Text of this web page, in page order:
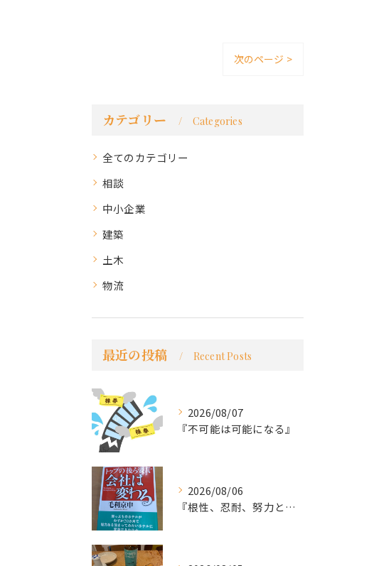
次のページ >
カテゴリー Categories
全てのカテゴリー
相談
中小企業
建築
土木
物流
最近の投稿 Recent Posts
2026/08/07
『不可能は可能になる』
2026/08/06
『根性、忍耐、努力という言葉は死語なのか』